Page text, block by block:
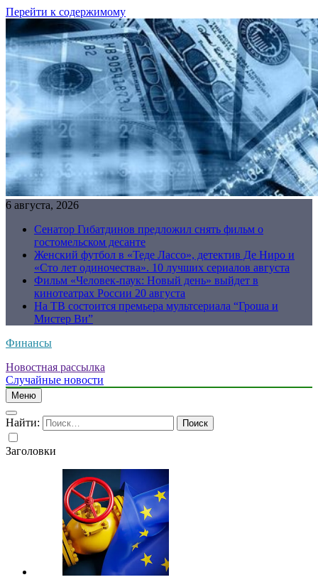
Перейти к содержимому
6 августа, 2026
Сенатор Гибатдинов предложил снять фильм о
гостомельском десанте
Женский футбол в «Теде Лассо», детектив Де Ниро и
«Сто лет одиночества». 10 лучших сериалов августа
Фильм «Человек-паук: Новый день» выйдет в
кинотеатрах России 20 августа
На ТВ состоится премьера мультсериала “Гроша и
Мистер Ви”
Финансы
Новостная рассылка
Случайные новости
Меню
Найти:
Заголовки